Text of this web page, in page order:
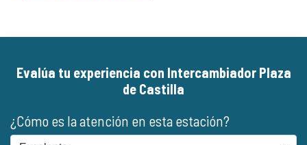
Evalúa tu experiencia con Intercambiador Plaza
de Castilla
¿Cómo es la atención en esta estación?